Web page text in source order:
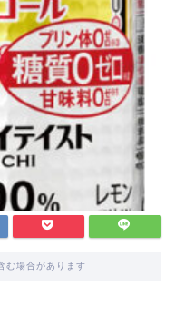
む場合があります